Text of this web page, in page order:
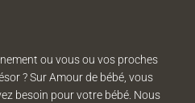
ou vous ou vos proches
? Sur Amour de bébé, vous
besoin pour votre bébé. Nous